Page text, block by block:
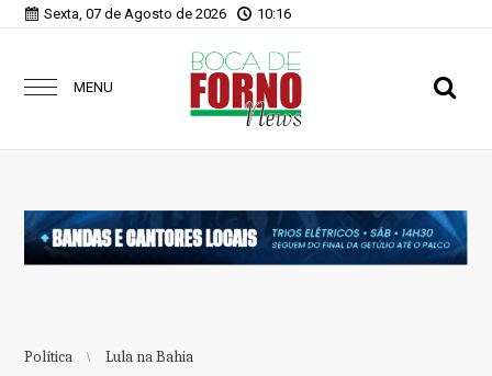
Sexta, 07 de Agosto de 2026 10:16
MENU
Política Lula na Bahia